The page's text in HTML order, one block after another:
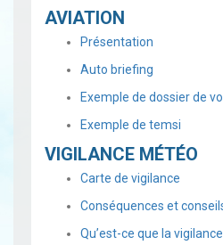
AVIATION
Présentation
Auto briefing
Exemple de dossier de vol
Exemple de temsi
VIGILANCE MÉTÉO
Carte de vigilance
Conséquences et
Qu’est-ce que la vigilance